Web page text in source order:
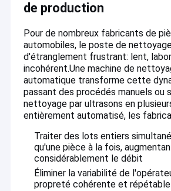
de production
Pour de nombreux fabricants de
automobiles, le poste de
d'étranglement frustrant: lent,
incohérent.Une machine de
automatique transforme cette
passant des procédés manuels ou
nettoyage par ultrasons en
entièrement automatisé, les
Traiter des lots entiers
qu'une pièce à la fois,
considérablement le débit
Éliminer la variabilité de
propreté cohérente et